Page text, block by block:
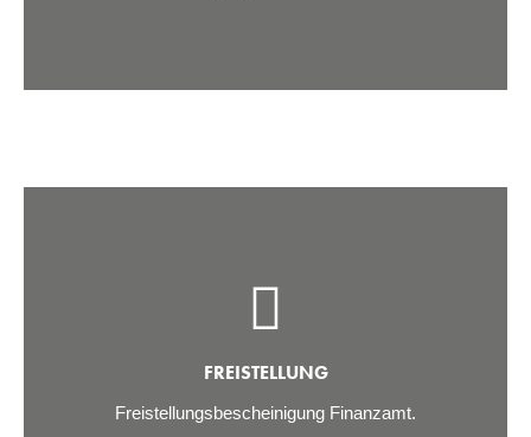
FREISTELLUNG
Freistellungsbescheinigung Finanzamt.